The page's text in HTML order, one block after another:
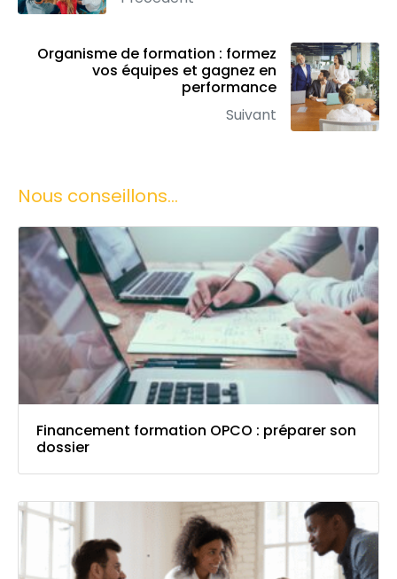
Organisme de formation : formez
vos équipes et gagnez en
performance
Suivant
Nous conseillons...
Financement formation OPCO : préparer son
dossier